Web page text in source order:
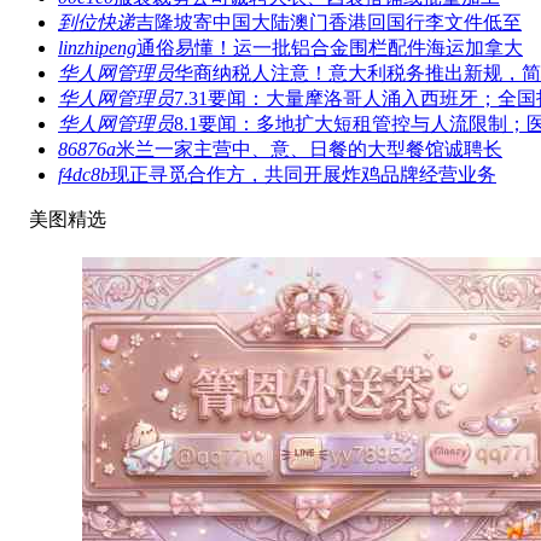
到位快递吉隆坡寄中国大陆澳门香港回国行李文件低至
linzhipeng通俗易懂！运一批铝合金围栏配件海运加拿大
华人网管理员华商纳税人注意！意大利税务推出新规，
华人网管理员7.31要闻：大量摩洛哥人涌入西班牙；全国
华人网管理员8.1要闻：多地扩大短租管控与人流限制；
86876a米兰一家主营中、意、日餐的大型餐馆诚聘长
f4dc8b现正寻觅合作方，共同开展炸鸡品牌经营业务
美图精选